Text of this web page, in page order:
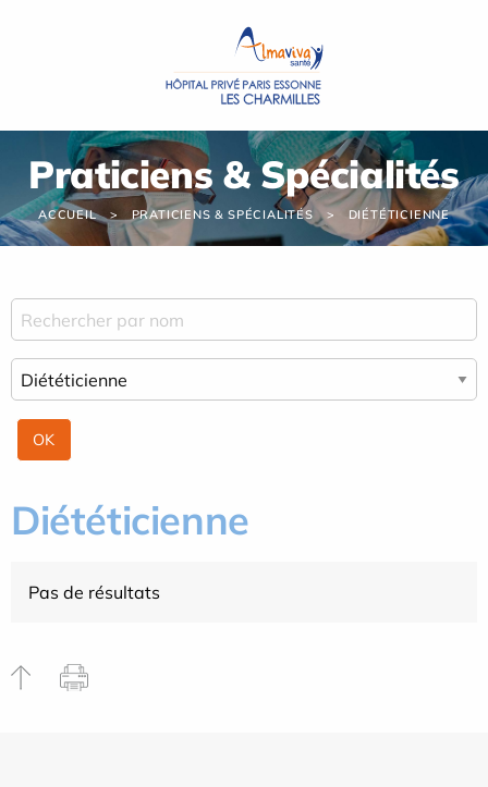
Praticiens & Spécialités
ACCUEIL PRATICIENS & SPÉCIALITÉS DIÉTÉTICIENNE
Diététicienne
Pas de résultats